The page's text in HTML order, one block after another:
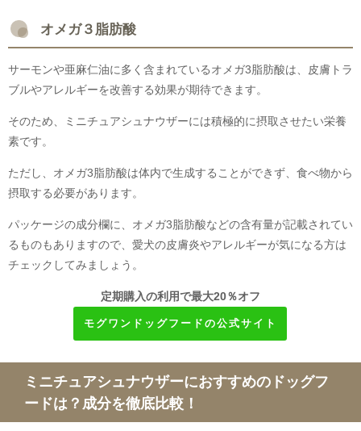
オメガ３脂肪酸
サーモンや亜麻仁油に多く含まれているオメガ3脂肪酸は、皮膚トラ
ブルやアレルギーを改善する効果が期待できます。
そのため、ミニチュアシュナウザーには積極的に摂取させたい栄養
素です。
ただし、オメガ3脂肪酸は体内で生成することができず、食べ物から
摂取する必要があります。
パッケージの成分欄に、オメガ3脂肪酸などの含有量が記載されてい
るものもありますので、愛犬の皮膚炎やアレルギーが気になる方は
チェックしてみましょう。
定期購入の利用で最大20％オフ
モグワンドッグフードの公式サイト
ミニチュアシュナウザーにおすすめのドッグフ
ードは？成分を徹底比較！